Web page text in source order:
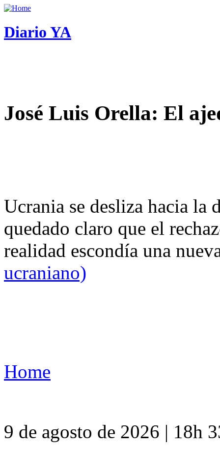
Diario YA
José Luis Orella: El
Ucrania se desliza hacia
quedado claro que el
realidad escondía una
ucraniano)
Home
9 de agosto de 2026 | 18h